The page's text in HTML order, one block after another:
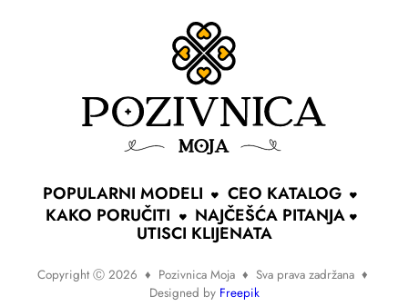
POPULARNI MODELI
CEO KATALOG
KAKO PORUČITI
NAJČEŠĆA PITANJA
UTISCI KLIJENATA
Copyright Ⓒ 2026 ♦ Pozivnica Moja ♦ Sva prava zadržana ♦
Designed by Freepik